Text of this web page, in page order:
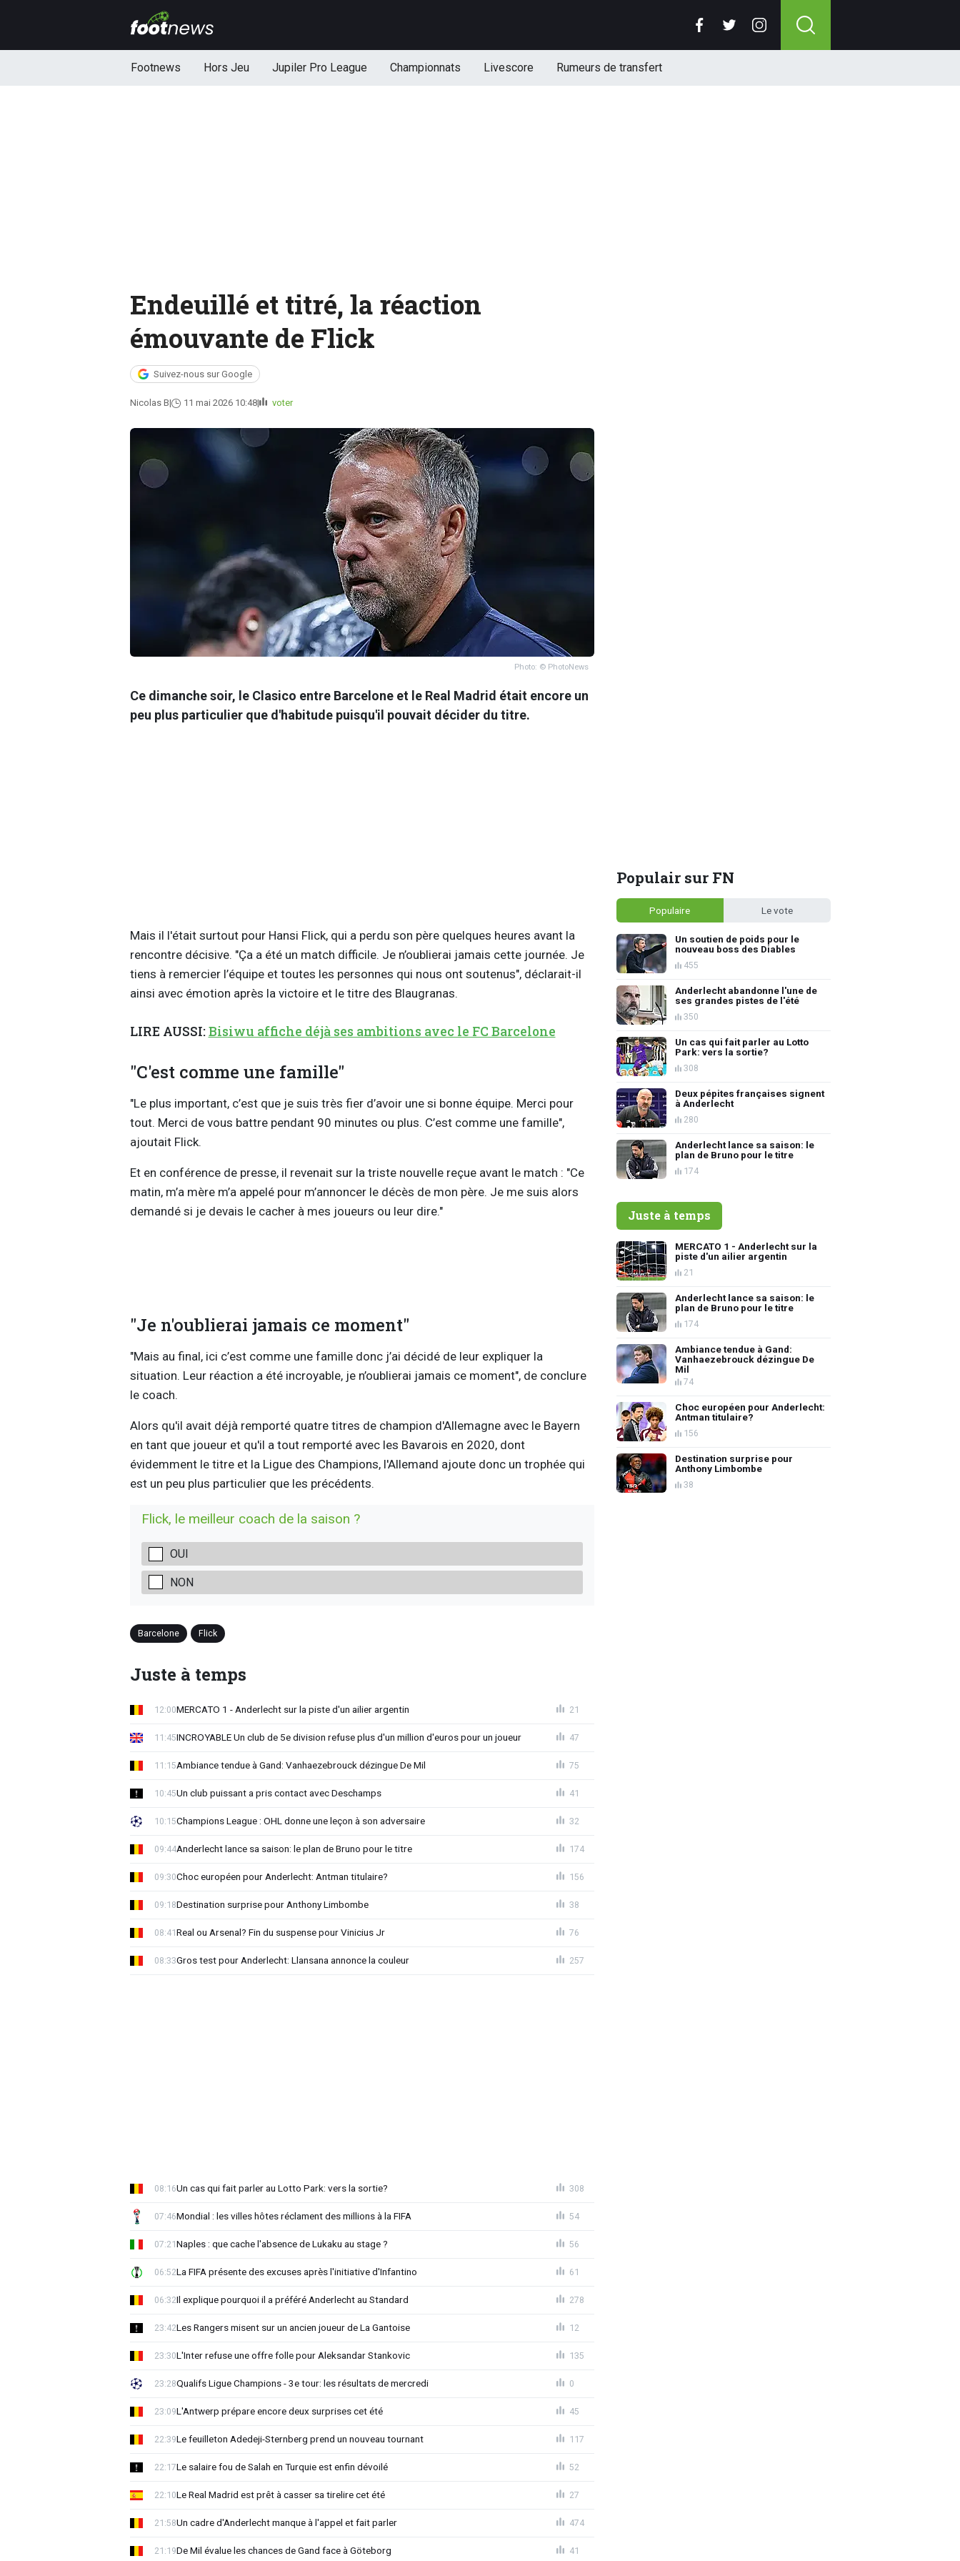
Footnews Hors Jeu Jupiler Pro League Championnats Livescore Rumeurs de transfert
Endeuillé et titré, la réaction
émouvante de Flick
Suivez-nous sur Google
Nicolas B 11 mai 2026 10:48 voter
Photo: © PhotoNews
Ce dimanche soir, le Clasico entre Barcelone et le Real Madrid était encore un
peu plus particulier que d'habitude puisqu'il pouvait décider du titre.
Mais il l'était surtout pour Hansi Flick, qui a perdu son père quelques heures avant la
rencontre décisive. "Ça a été un match difficile. Je n’oublierai jamais cette journée. Je
tiens à remercier l’équipe et toutes les personnes qui nous ont soutenus", déclarait-il
ainsi avec émotion après la victoire et le titre des Blaugranas.
LIRE AUSSI:Bisiwu affiche déjà ses ambitions avec le FC Barcelone
"C'est comme une famille"
"Le plus important, c’est que je suis très fier d’avoir une si bonne équipe. Merci pour
tout. Merci de vous battre pendant 90 minutes ou plus. C’est comme une famille",
ajoutait Flick.
Et en conférence de presse, il revenait sur la triste nouvelle reçue avant le match : "Ce
matin, m’a mère m’a appelé pour m’annoncer le décès de mon père. Je me suis alors
demandé si je devais le cacher à mes joueurs ou leur dire."
"Je n'oublierai jamais ce moment"
"Mais au final, ici c’est comme une famille donc j’ai décidé de leur expliquer la
situation. Leur réaction a été incroyable, je n’oublierai jamais ce moment", de conclure
le coach.
Alors qu'il avait déjà remporté quatre titres de champion d'Allemagne avec le Bayern
en tant que joueur et qu'il a tout remporté avec les Bavarois en 2020, dont
évidemment le titre et la Ligue des Champions, l'Allemand ajoute donc un trophée qui
est un peu plus particulier que les précédents.
Flick, le meilleur coach de la saison ?
OUI
NON
Barcelone Flick
Juste à temps
MERCATO 1 - Anderlecht sur la piste d'un ailier argentin
12:00 21
INCROYABLE Un club de 5e division refuse plus d'un million d'euros pour un joueur
11:45 47
Ambiance tendue à Gand: Vanhaezebrouck dézingue De Mil
11:15 75
Un club puissant a pris contact avec Deschamps
10:45 41
Champions League : OHL donne une leçon à son adversaire
10:15 32
Anderlecht lance sa saison: le plan de Bruno pour le titre
09:44 174
Choc européen pour Anderlecht: Antman titulaire?
09:30 156
Destination surprise pour Anthony Limbombe
09:18 38
Real ou Arsenal? Fin du suspense pour Vinicius Jr
08:41 76
Gros test pour Anderlecht: Llansana annonce la couleur
08:33 257
Un cas qui fait parler au Lotto Park: vers la sortie?
08:16 308
Mondial : les villes hôtes réclament des millions à la FIFA
07:46 54
Naples : que cache l'absence de Lukaku au stage ?
07:21 56
La FIFA présente des excuses après l'initiative d'Infantino
06:52 61
Il explique pourquoi il a préféré Anderlecht au Standard
06:32 278
Les Rangers misent sur un ancien joueur de La Gantoise
23:42 12
L'Inter refuse une offre folle pour Aleksandar Stankovic
23:30 135
Qualifs Ligue Champions - 3e tour: les résultats de mercredi
23:28 0
L'Antwerp prépare encore deux surprises cet été
23:09 45
Le feuilleton Adedeji-Sternberg prend un nouveau tournant
22:39 117
Le salaire fou de Salah en Turquie est enfin dévoilé
22:17 52
Le Real Madrid est prêt à casser sa tirelire cet été
22:10 27
Un cadre d'Anderlecht manque à l'appel et fait parler
21:58 474
De Mil évalue les chances de Gand face à Göteborg
21:19 41
Populair sur FN
Populaire Le vote
Un soutien de poids pour le
nouveau boss des Diables
455
Anderlecht abandonne l'une de
ses grandes pistes de l'été
350
Un cas qui fait parler au Lotto
Park: vers la sortie?
308
Deux pépites françaises signent
à Anderlecht
280
Anderlecht lance sa saison: le
plan de Bruno pour le titre
174
Juste à temps
MERCATO 1 - Anderlecht sur la
piste d'un ailier argentin
21
Anderlecht lance sa saison: le
plan de Bruno pour le titre
174
Ambiance tendue à Gand:
Vanhaezebrouck dézingue De
Mil
74
Choc européen pour Anderlecht:
Antman titulaire?
156
Destination surprise pour
Anthony Limbombe
38